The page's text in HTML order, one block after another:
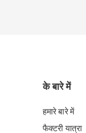
के बारे में
हमारे बारे में
फैक्टरी यात्रा